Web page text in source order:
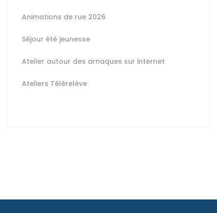
Animations de rue 2026
Séjour été jeunesse
Atelier autour des arnaques sur internet
Ateliers Télérelève